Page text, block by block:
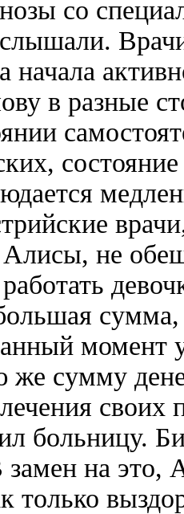
со
начала
в разные
Алисы, не
момент
же сумму
своих
больницу.
замен на это,
только